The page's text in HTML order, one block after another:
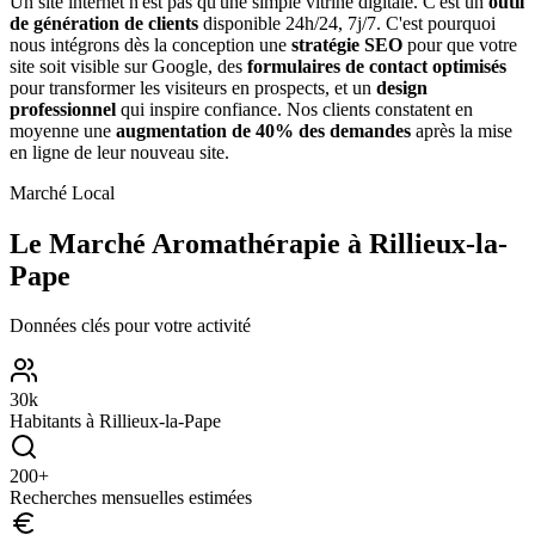
de génération de clients disponible 24h/24, 7j/7. C'est pourquoi
nous intégrons dès la conception une stratégie SEO pour que votre
site soit visible sur Google, des formulaires de contact optimisés
pour transformer les visiteurs en prospects, et un design
professionnel qui inspire confiance. Nos clients constatent en
moyenne une augmentation de 40% des demandes après la mise
en ligne de leur nouveau site.
Marché Local
Le Marché Aromathérapie à Rillieux-la-
Pape
Données clés pour votre activité
30k
Habitants à Rillieux-la-Pape
200+
Recherches mensuelles estimées